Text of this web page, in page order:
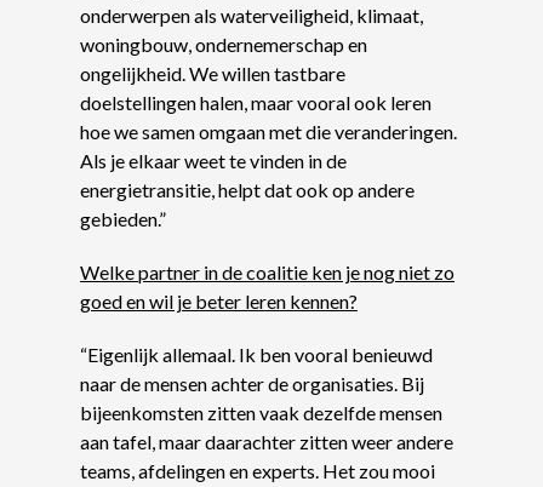
onderwerpen als waterveiligheid, klimaat,
woningbouw, ondernemerschap en
ongelijkheid. We willen tastbare
doelstellingen halen, maar vooral ook leren
hoe we samen omgaan met die veranderingen.
Als je elkaar weet te vinden in de
energietransitie, helpt dat ook op andere
gebieden.”
Welke partner in de coalitie ken je nog niet zo
goed en wil je beter leren kennen?
“Eigenlijk allemaal. Ik ben vooral benieuwd
naar de mensen achter de organisaties. Bij
bijeenkomsten zitten vaak dezelfde mensen
aan tafel, maar daarachter zitten weer andere
teams, afdelingen en experts. Het zou mooi